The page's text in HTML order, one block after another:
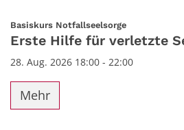
Basiskurs Notfallseelsorge:
Erste Hilfe für verletzte
28. Aug. 2026 18:00 - 22:00
Mehr